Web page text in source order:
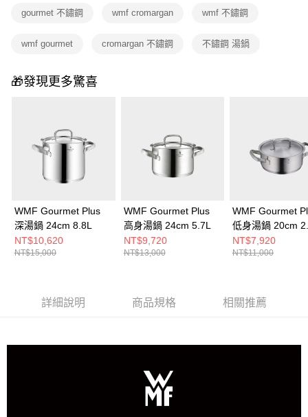
gourmet 不鏽鋼 wmf cromargan wmf 不鏽鋼
wmf gourmet cromargan 不鏽鋼 不鏽鋼 湯鍋
🎁發現更多驚喜
WMF Gourmet Plus
深湯鍋 24cm 8.8L
NT$10,620
NT$15,000
WMF Gourmet Plus
高身湯鍋 24cm 5.7L
NT$9,720
NT$13,000
WMF Gourmet
低身湯鍋 20cm
NT$7,920
NT$11,000
詳細說明 商品規格 相關推薦